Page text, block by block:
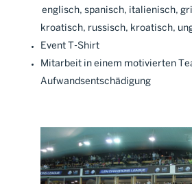
englisch, spanisch, italienisch,
kroatisch, russisch, kroatisch,
Event T-Shirt
Mitarbeit in einem motivierten
Aufwandsentschädigung